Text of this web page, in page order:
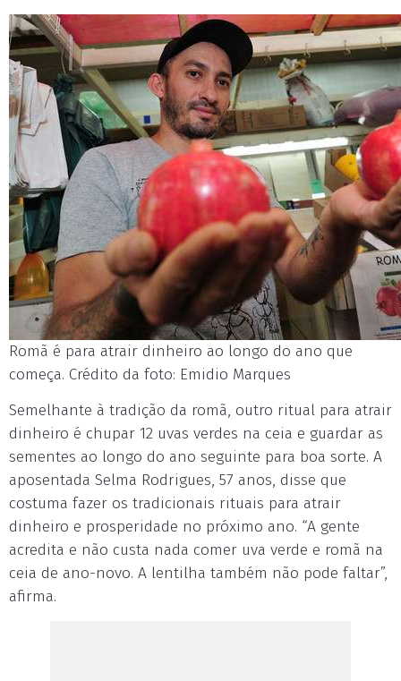
Romã é para atrair dinheiro ao longo do ano que
começa. Crédito da foto: Emidio Marques
Semelhante à tradição da romã, outro ritual para atrair
dinheiro é chupar 12 uvas verdes na ceia e guardar as
sementes ao longo do ano seguinte para boa sorte. A
aposentada Selma Rodrigues, 57 anos, disse que
costuma fazer os tradicionais rituais para atrair
dinheiro e prosperidade no próximo ano. “A gente
acredita e não custa nada comer uva verde e romã na
ceia de ano-novo. A lentilha também não pode faltar”,
afirma.